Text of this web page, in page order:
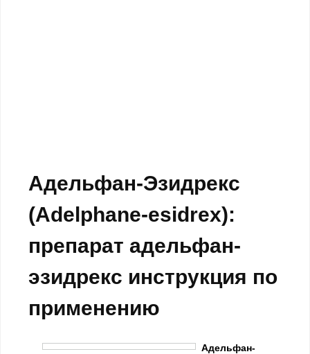
Адельфан-Эзидрекс
(Adelphane-esidrex):
препарат адельфан-
эзидрекс инструкция по
применению
Адельфан-